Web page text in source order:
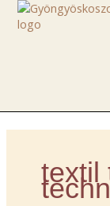
Skip
textil